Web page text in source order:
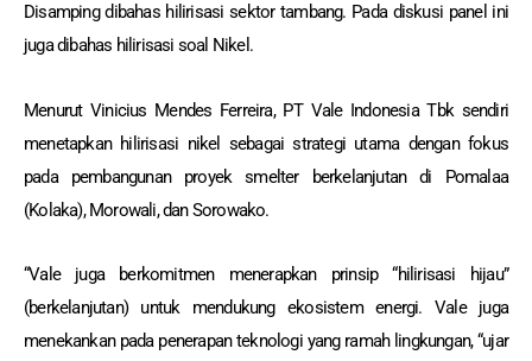
Disamping dibahas hilirisasi sektor tambang. Pada diskusi panel ini
juga dibahas hilirisasi soal Nikel.
Menurut Vinicius Mendes Ferreira, PT Vale Indonesia Tbk sendiri
menetapkan hilirisasi nikel sebagai strategi utama dengan fokus
pada pembangunan proyek smelter berkelanjutan di Pomalaa
(Kolaka), Morowali, dan Sorowako.
“Vale juga berkomitmen menerapkan prinsip “hilirisasi hijau”
(berkelanjutan) untuk mendukung ekosistem energi. Vale juga
menekankan pada penerapan teknologi yang ramah lingkungan, “ujar